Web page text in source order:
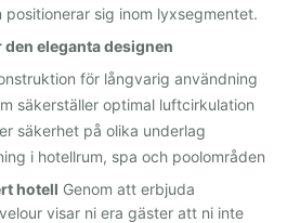
positionerar sig inom lyxsegmentet.
eleganta designen
för långvarig användning
säkerställer optimal luftcirkulation
säkerhet på olika underlag
i hotellrum, spa och poolområden
hotell Genom att erbjuda
visar ni era gäster att ni inte